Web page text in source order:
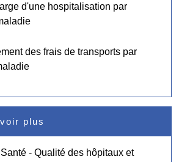
d'une hospitalisation par
des frais de transports par
plus
- Qualité des hôpitaux et